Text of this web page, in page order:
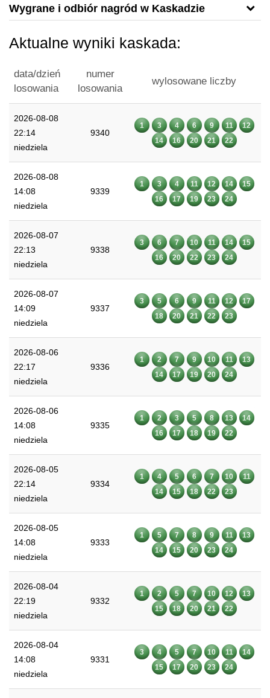
Wygrane i odbiór nagród w Kaskadzie
Aktualne wyniki kaskada:
data/dzień
losowania
numer
losowania
wylosowane liczby
2026-08-08
22:14
niedziela
9340
1 3 4 6 9 11
12
14
16 20 21 22
2026-08-08
14:08
niedziela
9339
1 3 4 11 12 14
15
16
17 19 23 24
2026-08-07
22:13
niedziela
9338
3 6 7 10 11 14
15
16
20 22 23 24
2026-08-07
14:09
niedziela
9337
3 5 6 9 11 12
17
18
20 21 22 23
2026-08-06
22:17
niedziela
9336
1 2 7 9 10 11
13
14
17 19 20 24
2026-08-06
14:08
niedziela
9335
1 2 3 5 8 13
14
16
17 18 19 22
2026-08-05
22:14
niedziela
9334
1 4 5 6 7 10
11
14
15 18 22 23
2026-08-05
14:08
niedziela
9333
1 5 7 8 9 11
13
14
15 20 23 24
2026-08-04
22:19
niedziela
9332
1 2 5 7 10 12
13
15
18 20 21 22
2026-08-04
14:08
niedziela
9331
3 4 5 7 10 11
14
15
17 20 23 24